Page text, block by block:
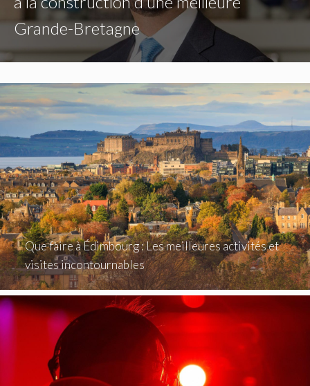
Grande-Bretagne
Que faire à Édimbourg : Les meilleures activités et
visites incontournables